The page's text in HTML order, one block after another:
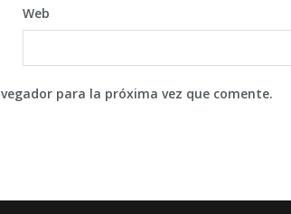
Web
para la próxima vez que comente.